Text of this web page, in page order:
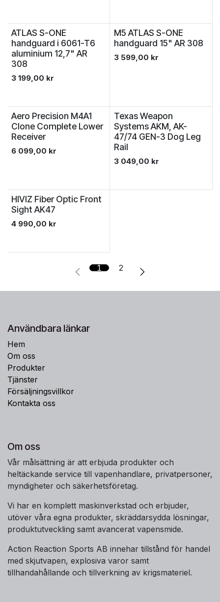
ATLAS S-ONE
handguard i 6061-T6
aluminium 12,7" AR
308
3 199,00 kr
M5 ATLAS S-ONE
handguard 15" AR 308
3 599,00 kr
Aero Precision M4A1
Clone Complete Lower
Receiver
6 099,00 kr
Texas Weapon
Systems AKM, AK-
47/74 GEN-3 Dog Leg
Rail
3 049,00 kr
HIVIZ Fiber Optic Front
Sight AK47
4 990,00 kr
1 2
Användbara länkar
Hem
Om oss
Produkter
Tjänster
Försäljningsvillkor
Kontakta oss
Om oss
Vår målsättning är att erbjuda produkter och
heltäckande service till vapenhandlare, privatpersoner,
myndigheter och säkerhetsföretag.
Vi har en komplett maskinverkstad och erbjuder,
utöver våra egna produkter, skräddarsydda lösningar,
produktutveckling samt avancerat vapensmide.
Action Reaction Sports AB innehar tillstånd för handel
med skjutvapen, explosiva varor samt
tillhandahållande och tillverkning av krigsmateriel.